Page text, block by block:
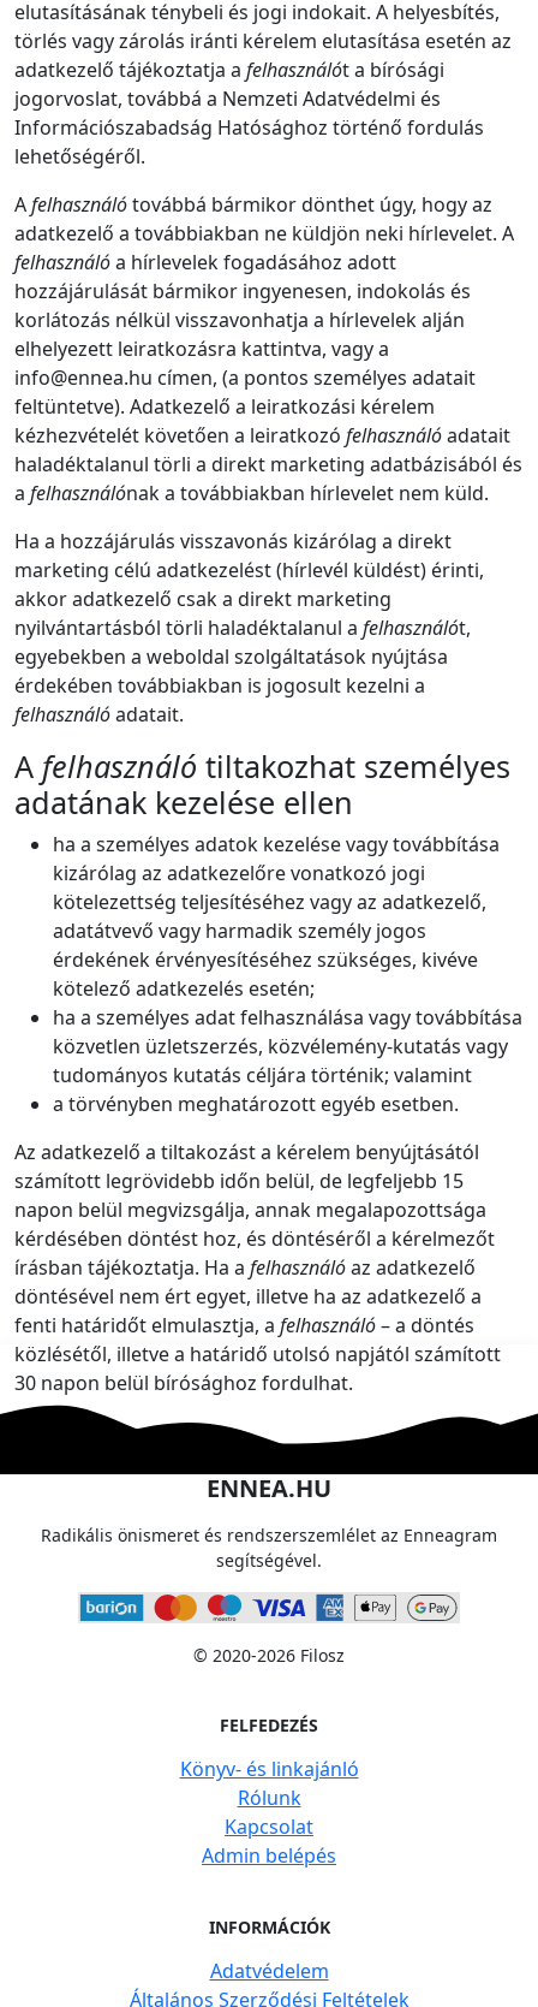
elutasításának ténybeli és jogi indokait. A helyesbítés,
törlés vagy zárolás iránti kérelem elutasítása esetén az
adatkezelő tájékoztatja a felhasználót a bírósági
jogorvoslat, továbbá a Nemzeti Adatvédelmi és
Információszabadság Hatósághoz történő fordulás
lehetőségéről.
Afelhasználótovábbá bármikor dönthet úgy, hogy az
adatkezelő a továbbiakban ne küldjön neki hírlevelet. A
felhasználóa hírlevelek fogadásához adott
hozzájárulását bármikor ingyenesen, indokolás és
korlátozás nélkül visszavonhatja a hírlevelek alján
elhelyezett leiratkozásra kattintva, vagy a
info@ennea.hu címen, (a pontos személyes adatait
feltüntetve). Adatkezelő a leiratkozási kérelem
kézhezvételét követően a leiratkozó felhasználóadatait
haladéktalanul törli a direkt marketing adatbázisából és
a felhasználónak a továbbiakban hírlevelet nem küld.
Ha a hozzájárulás visszavonás kizárólag a direkt
marketing célú adatkezelést (hírlevél küldést) érinti,
akkor adatkezelő csak a direkt marketing
nyilvántartásból törli haladéktalanul a felhasználót,
egyebekben a weboldal szolgáltatások nyújtása
érdekében továbbiakban is jogosult kezelni a
felhasználóadatait.
A felhasználó tiltakozhat személyes
adatának kezelése ellen
ha a személyes adatok kezelése vagy továbbítása
kizárólag az adatkezelőre vonatkozó jogi
kötelezettség teljesítéséhez vagy az adatkezelő,
adatátvevő vagy harmadik személy jogos
érdekének érvényesítéséhez szükséges, kivéve
kötelező adatkezelés esetén;
ha a személyes adat felhasználása vagy továbbítása
közvetlen üzletszerzés, közvélemény-kutatás vagy
tudományos kutatás céljára történik; valamint
a törvényben meghatározott egyéb esetben.
Az adatkezelő a tiltakozást a kérelem benyújtásától
számított legrövidebb időn belül, de legfeljebb 15
napon belül megvizsgálja, annak megalapozottsága
kérdésében döntést hoz, és döntéséről a kérelmezőt
írásban tájékoztatja. Ha a felhasználóaz adatkezelő
döntésével nem ért egyet, illetve ha az adatkezelő a
fenti határidőt elmulasztja, a felhasználó– a döntés
közlésétől, illetve a határidő utolsó napjától számított
30 napon belül bírósághoz fordulhat.
ENNEA.HU
Radikális önismeret és rendszerszemlélet az Enneagram
segítségével.
© 2020-2026 Filosz
FELFEDEZÉS
Könyv- és linkajánló
Rólunk
Kapcsolat
Admin belépés
INFORMÁCIÓK
Adatvédelem
Általános Szerződési Feltételek